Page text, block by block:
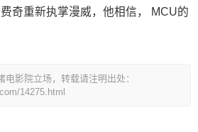
奇重新执掌漫威，他相信， MCU的
影院立场，转载请注明出处：
14275.html